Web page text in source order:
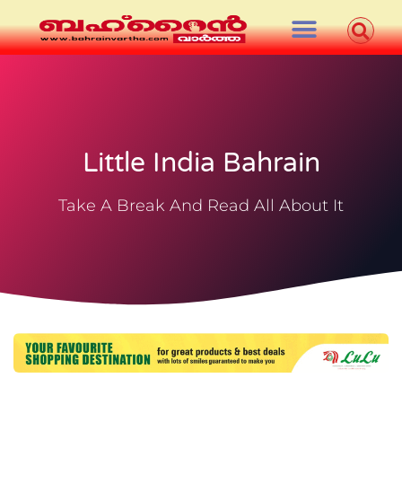
Little India Bahrain
Take A Break And Read All About It